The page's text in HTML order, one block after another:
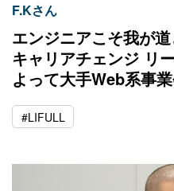
F.Kさん
エンジニアこそ我が
キャリアチェンジ リ
よって大手Web系事
#LIFULL